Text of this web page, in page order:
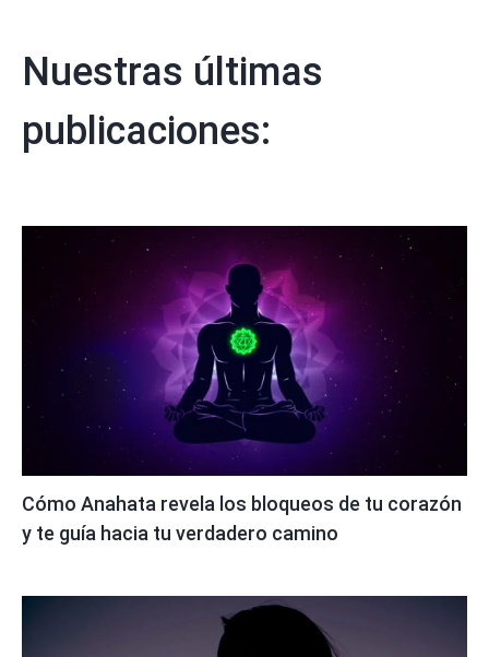
Nuestras últimas
publicaciones:
Cómo Anahata revela los bloqueos de tu corazón
y te guía hacia tu verdadero camino